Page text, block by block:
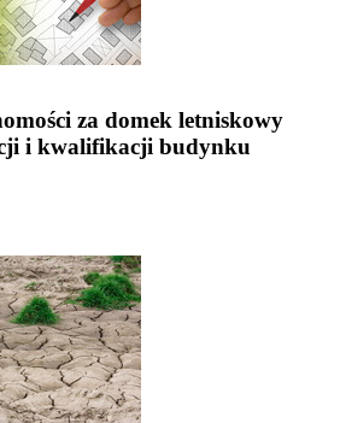
za domek letniskowy
i kwalifikacji budynku